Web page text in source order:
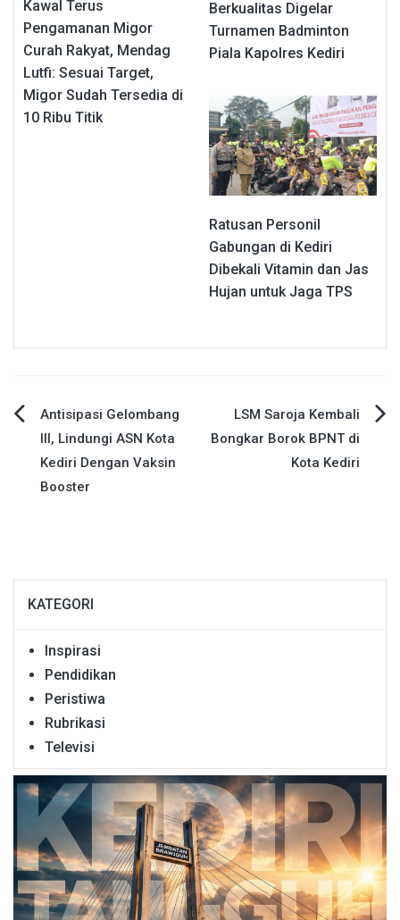
Kawal Terus
Pengamanan Migor
Curah Rakyat, Mendag
Lutfi: Sesuai Target,
Migor Sudah Tersedia di
10 Ribu Titik
Berkualitas Digelar
Turnamen Badminton
Piala Kapolres Kediri
Ratusan Personil
Gabungan di Kediri
Dibekali Vitamin dan Jas
Hujan untuk Jaga TPS
Navigasi
pos
Antisipasi Gelombang
III, Lindungi ASN Kota
Kediri Dengan Vaksin
Booster
LSM Saroja Kembali
Bongkar Borok BPNT di
Kota Kediri
KATEGORI
Inspirasi
Pendidikan
Peristiwa
Rubrikasi
Televisi